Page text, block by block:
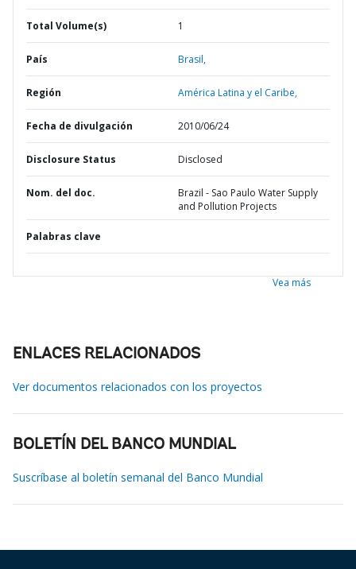
Total Volume(s) 1
País Brasil,
Región América Latina y el Caribe,
Fecha de divulgación 2010/06/24
Disclosure Status Disclosed
Nom. del doc.
Brazil - Sao Paulo Water Supply
and Pollution Projects
Palabras clave
Vea más
ENLACES RELACIONADOS
Ver documentos relacionados con los proyectos
BOLETÍN DEL BANCO MUNDIAL
Suscríbase al boletín semanal del Banco Mundial